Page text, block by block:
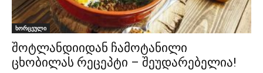
ხორცეული
შოტლანდიიდან ჩამოტანილი
ცხობილას რეცეპტი – შეუდარებელია!